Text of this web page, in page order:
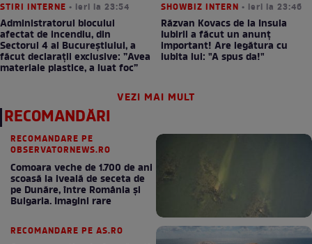
STIRI INTERNE • ieri la 23:54
Administratorul blocului
afectat de incendiu, din
Sectorul 4 al Bucureștiului, a
făcut declarații exclusive: ”Avea
materiale plastice, a luat foc”
SHOWBIZ INTERN • ieri la 23:46
Răzvan Kovacs de la Insula
Iubirii a făcut un anunț
important! Are legătura cu
iubita lui: "A spus da!"
VEZI MAI MULT
RECOMANDĂRI
RECOMANDARE PE
OBSERVATORNEWS.RO
Comoara veche de 1.700 de ani
scoasă la iveală de seceta de
pe Dunăre, între România şi
Bulgaria. Imagini rare
RECOMANDARE PE AS.RO